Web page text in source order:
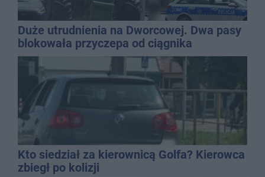
Duże utrudnienia na Dworcowej. Dwa pasy
blokowała przyczepa od ciągnika
Kto siedział za kierownicą Golfa? Kierowca
zbiegł po kolizji